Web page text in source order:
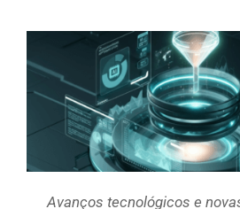
Avanços tecnológicos e